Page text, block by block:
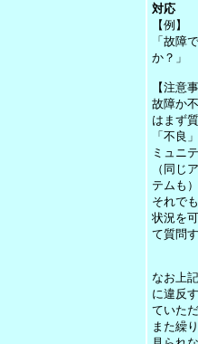
対応
【例】
「故障
か？」
【注意
故障か
はまず
「不良
ミュニ
（同じ
テムも
それで
状況を
て質問
なお上
に違反
ていた
また繰